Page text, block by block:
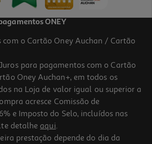
5.0
150g
ONEY
o Cartão Oney Auchan / Cartão
para pagamentos com o Cartão
Oney Auchan+, em todos os
na Loja de valor igual ou superior a
acresce Comissão de
e Imposto do Selo, incluídos nas
detalhe aqui.
prestação depende do dia da